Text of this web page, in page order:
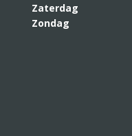
Zaterdag
Zondag